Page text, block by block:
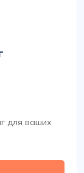
для ваших